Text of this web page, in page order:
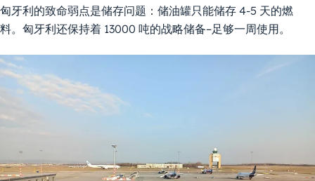
匈牙利的致命弱点是储存问题：储油罐只能储存 4-5 天的燃
料。匈牙利还保持着 13000 吨的战略储备–足够一周使用。